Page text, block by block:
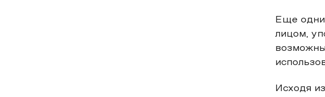
Еще
лицом,
Исходя